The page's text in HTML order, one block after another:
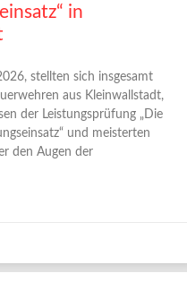
in
stellten sich insgesamt
aus Kleinwallstadt,
der Leistungsprüfung „Die
und meisterten
den Augen der